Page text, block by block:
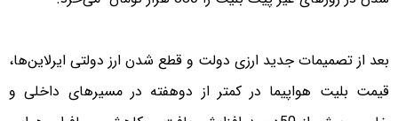
بعد از تصمیمات جدید ارزی دولت و قطع شدن ارز دولتی ایرلاین‌ها،
قیمت بلیت هواپیما در کمتر از دوهفته در مسیرهای داخلی و